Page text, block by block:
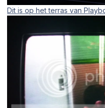
Dit is op het terras van